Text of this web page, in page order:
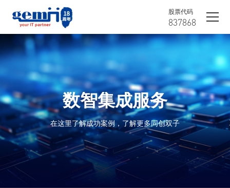
股票代码
837868